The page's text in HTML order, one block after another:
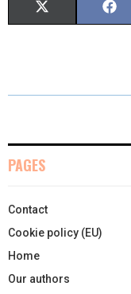
W
R
E
PAGES
Contact
Cookie policy (EU)
Home
Our authors